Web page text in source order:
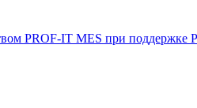
PROF-IT MES при поддержке